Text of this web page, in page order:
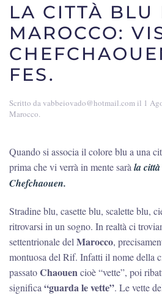
LA CITTÀ BLU
MAROCCO:
FES.
Scritto davabbeiovado@hotmail.com il 1
Marocco.
Quando si associa il colore blu a una
prima che vi verrà in mente sarà la
Chefchaouen.
Stradine blu, casette blu, scalette blu,
ritrovarsi in un sogno. In realtà ci
settentrionale del Marocco,
montuosa del Rif. Infatti il nome della
passatoChaouencioè “vette”, poi
significa “guarda le vette”. Le vette